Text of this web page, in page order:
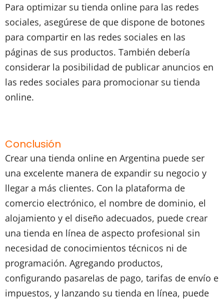
Para optimizar su tienda online para las redes
sociales, asegúrese de que dispone de botones
para compartir en las redes sociales en las
páginas de sus productos. También debería
considerar la posibilidad de publicar anuncios en
las redes sociales para promocionar su tienda
online.
Conclusión
Crear una tienda online en Argentina puede ser
una excelente manera de expandir su negocio y
llegar a más clientes. Con la plataforma de
comercio electrónico, el nombre de dominio, el
alojamiento y el diseño adecuados, puede crear
una tienda en línea de aspecto profesional sin
necesidad de conocimientos técnicos ni de
programación. Agregando productos,
configurando pasarelas de pago, tarifas de envío e
impuestos, y lanzando su tienda en línea, puede